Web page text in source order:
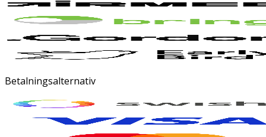
Betalningsalternativ